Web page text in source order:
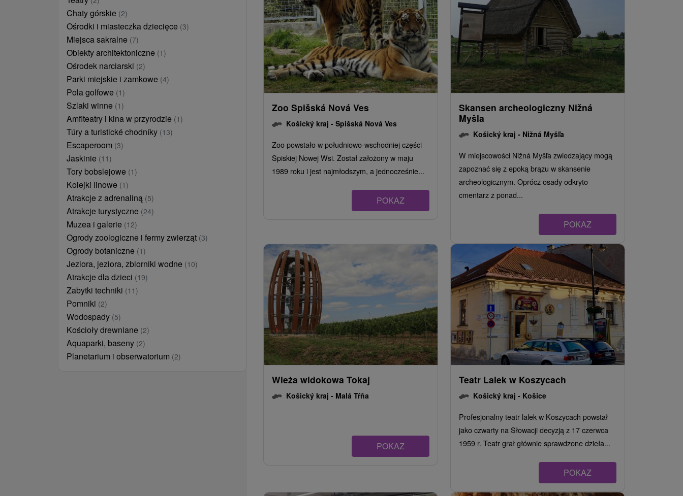
Chaty górskie (2)
Ośrodki i miasteczka dziecięce (3)
Miejsca sakralne (7)
Obiekty architektoniczne (1)
Ośrodek narciarski (2)
Parki miejskie i zamkowe (4)
Pola golfowe (1)
Szlaki winne (1)
Amfiteatry i kina w przyrodzie (1)
Túry a turistické chodníky (13)
Escaperoom (3)
Jaskinie (11)
Tory bobslejowe (1)
Kolejki linowe (1)
Atrakcje z adrenaliną (5)
Atrakcje turystyczne (24)
Muzea i galerie (12)
Ogrody zoologiczne i fermy zwierząt (3)
Ogrody botaniczne (1)
Jeziora, jeziora, zbiorniki wodne (10)
Atrakcje dla dzieci (19)
Zabytki techniki (11)
Pomniki (2)
Wodospady (5)
Kościoły drewniane (2)
Aquaparki, baseny (2)
Planetarium i obserwatorium (2)
Zoo Spišská Nová Ves
Košický kraj - Spišská Nová Ves
Zoo powstało w południowo-wschodniej części
Spiskiej Nowej Wsi. Został założony w maju
1989 roku i jest najmłodszym, a jednocześnie...
POKAZ
Skansen archeologiczny Nižná
Myšla
Košický kraj - Nižná Myšľa
W miejscowości Nižná Myšľa zwiedzający mogą
zapoznać się z epoką brązu w skansenie
archeologicznym. Oprócz osady odkryto
cmentarz z ponad...
POKAZ
Wieża widokowa Tokaj
Košický kraj - Malá Tŕňa
POKAZ
Teatr Lalek w Koszycach
Košický kraj - Košice
Profesjonalny teatr lalek w Koszycach powstał
jako czwarty na Słowacji decyzją z 17 czerwca
1959 r. Teatr grał głównie sprawdzone dzieła...
POKAZ